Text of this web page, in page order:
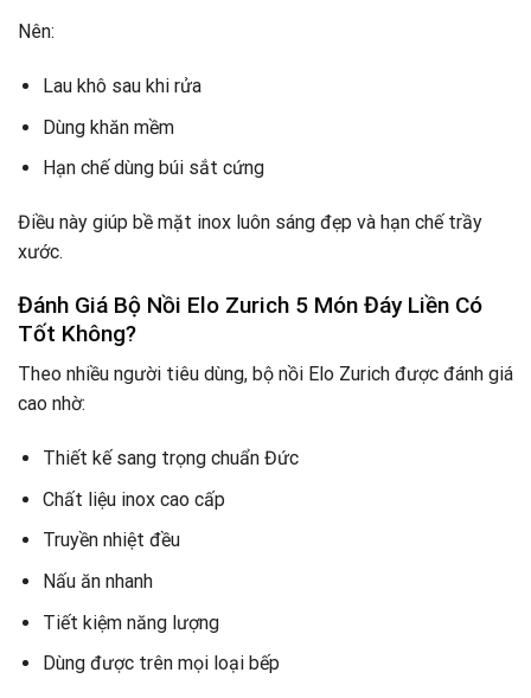
Nên:
Lau khô sau khi rửa
Dùng khăn mềm
Hạn chế dùng búi sắt cứng
Điều này giúp bề mặt inox luôn sáng đẹp và hạn chế trầy
xước.
Đánh Giá Bộ Nồi Elo Zurich 5 Món Đáy Liền Có
Tốt Không?
Theo nhiều người tiêu dùng, bộ nồi Elo Zurich được đánh giá
cao nhờ:
Thiết kế sang trọng chuẩn Đức
Chất liệu inox cao cấp
Truyền nhiệt đều
Nấu ăn nhanh
Tiết kiệm năng lượng
Dùng được trên mọi loại bếp